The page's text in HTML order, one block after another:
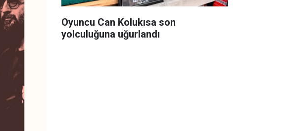
Oyuncu Can Kolukısa son
yolculuğuna uğurlandı